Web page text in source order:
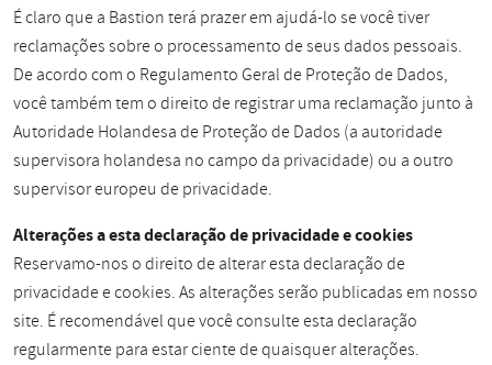
É claro que a Bastion terá prazer em ajudá-lo se você tiver
reclamações sobre o processamento de seus dados pessoais.
De acordo com o Regulamento Geral de Proteção de Dados,
você também tem o direito de registrar uma reclamação junto à
Autoridade Holandesa de Proteção de Dados (a autoridade
supervisora holandesa no campo da privacidade) ou a outro
supervisor europeu de privacidade.
Alterações a esta declaração de privacidade e cookies
Reservamo-nos o direito de alterar esta declaração de
privacidade e cookies. As alterações serão publicadas em nosso
site. É recomendável que você consulte esta declaração
regularmente para estar ciente de quaisquer alterações.